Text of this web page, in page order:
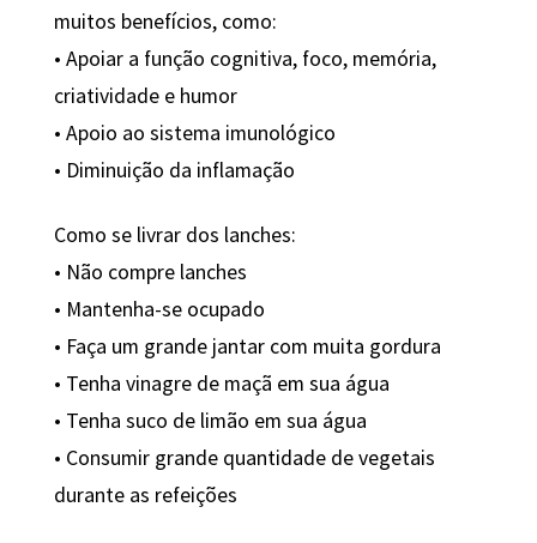
muitos benefícios, como:
• Apoiar a função cognitiva, foco, memória,
criatividade e humor
• Apoio ao sistema imunológico
• Diminuição da inflamação
Como se livrar dos lanches:
• Não compre lanches
• Mantenha-se ocupado
• Faça um grande jantar com muita gordura
• Tenha vinagre de maçã em sua água
• Tenha suco de limão em sua água
• Consumir grande quantidade de vegetais
durante as refeições